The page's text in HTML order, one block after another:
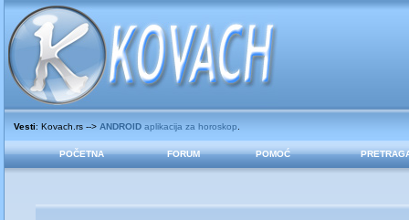
Vesti: Kovach.rs --> ANDROIDaplikacija za horoskop
POČETNA FORUM POMOĆ